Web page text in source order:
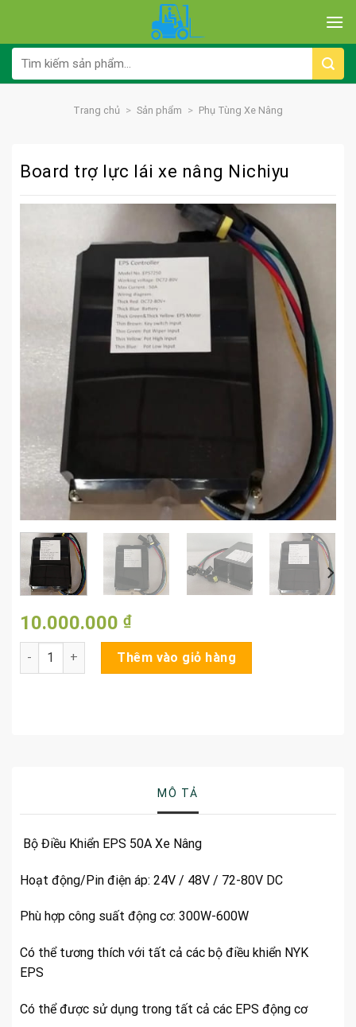
content
kiếm:
Trang chủ > Sản phẩm > Phụ Tùng Xe Nâng
Board trợ lực lái xe nâng Nichiyu
10.000.000 ₫
Board trợ lực lái xe nâng Nichiyu số lượng
Thêm vào giỏ hàng
MÔ TẢ
Bộ Điều Khiển EPS 50A Xe Nâng
Hoạt động/Pin điện áp: 24V / 48V / 72-80V DC
Phù hợp công suất động cơ: 300W-600W
Có thể tương thích với tất cả các bộ điều khiển NYK
EPS
Có thể được sử dụng trong tất cả các EPS động cơ